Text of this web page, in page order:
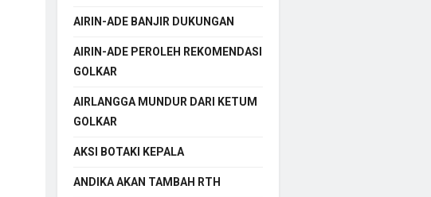
AIRIN-ADE BANJIR DUKUNGAN
AIRIN-ADE PEROLEH REKOMENDASI
GOLKAR
AIRLANGGA MUNDUR DARI KETUM
GOLKAR
AKSI BOTAKI KEPALA
ANDIKA AKAN TAMBAH RTH